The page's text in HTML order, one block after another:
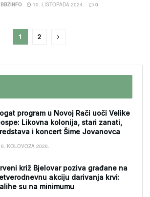
BBZINFO 10. LISTOPADA 2024. 0
1 2
program u Novoj Rači uoči Velike
Likovna kolonija, stari zanati,
i koncert Šime Jovanovca
6. KOLOVOZA 2026.
križ Bjelovar poziva građane na
akciju darivanja krvi:
su na minimumu